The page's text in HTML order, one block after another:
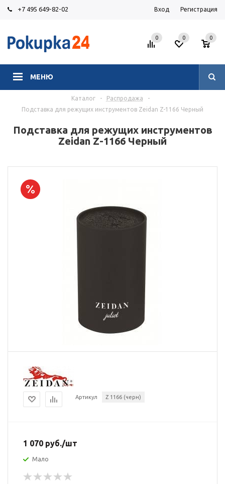
+7 495 649-82-02 Вход Регистрация
МЕНЮ
0 0
0
Каталог - Распродажа
-
Подставка для режущих инструментов Zeidan Z-1166 Черный
Подставка для режущих инструментов
Zeidan Z-1166 Черный
Артикул Z 1166 (черн)
1 070 руб./шт
Мало